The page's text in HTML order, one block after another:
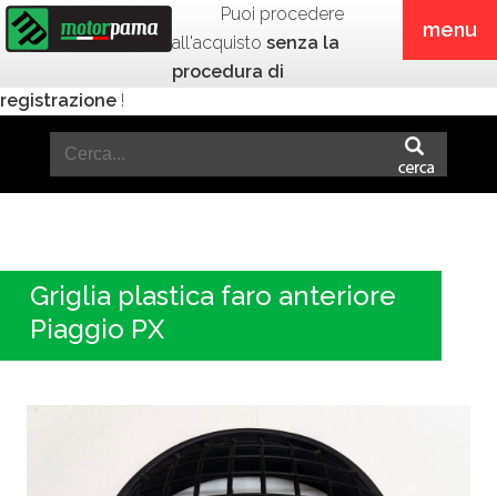
menu
Puoi procedere
all'acquisto senza la
procedura di
registrazione !
Griglia plastica faro anteriore
Piaggio PX